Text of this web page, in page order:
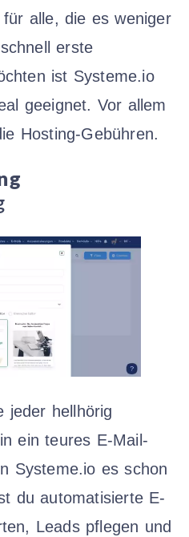
alle, die es weniger
erste
ist Systeme.io
geeignet. Vor allem
Hosting-Gebühren.
jeder hellhörig
ein teures E-Mail-
Systeme.io es schon
du automatisierte E-
Leads pflegen und